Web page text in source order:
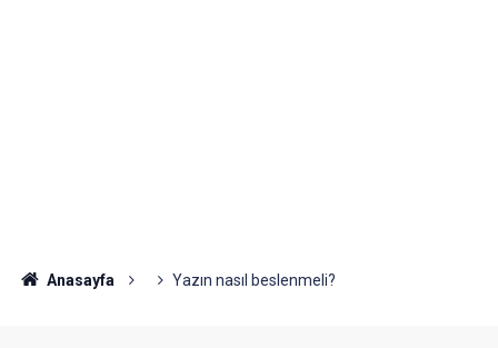
Anasayfa Yazın nasıl beslenmeli?